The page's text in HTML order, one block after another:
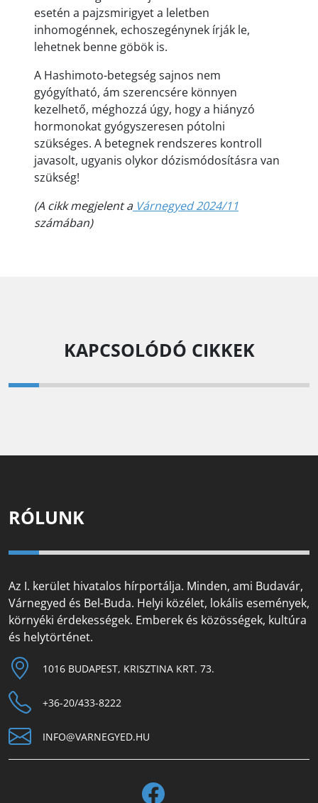
esetén a pajzsmirigyet a leletben
inhomogénnek, echoszegénynek írják le,
lehetnek benne göbök is.
A Hashimoto-betegség sajnos nem
gyógyítható, ám szerencsére könnyen
kezelhető, méghozzá úgy, hogy a hiányzó
hormonokat gyógyszeresen pótolni
szükséges. A betegnek rendszeres kontroll
javasolt, ugyanis olykor dózismódosításra van
szükség!
(A cikk megjelent aVárnegyed 2024/11
számában)
KAPCSOLÓDÓ CIKKEK
RÓLUNK
Az I. kerület hivatalos hírportálja. Minden, ami Budavár,
Várnegyed és Bel-Buda. Helyi közélet, lokális események,
környéki érdekességek. Emberek és közösségek, kultúra
és helytörténet.
1016 BUDAPEST, KRISZTINA KRT. 73.
+36-20/433-8222
INFO@VARNEGYED.HU